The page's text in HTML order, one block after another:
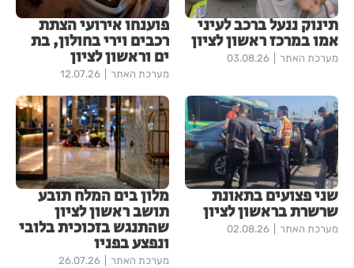
תינוק ננעל ברכב לעיני
אמו במרכז ראשון לציון
מערכת האתר 03.08.26
פוענחו אירועי הצתת
רכבים וירי בחולון, בת
ים וראשון לציון
מערכת האתר 12.07.26
שני פצועים בתאונת
שרשרת בראשון לציון
מערכת האתר 02.08.26
מלון בים המלח תובע
תושב ראשון לציון
שהתנגש בזכוכית בלובי
ונפצע בפניו
מערכת האתר 26.07.26